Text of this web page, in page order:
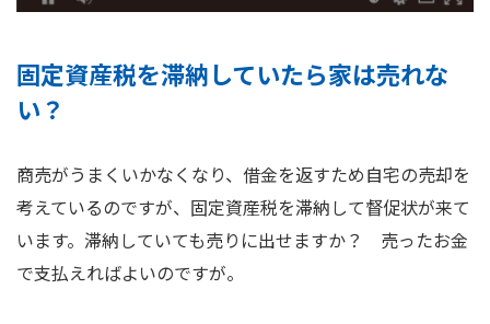
固定資産税を滞納していたら家は売れな
い？
商売がうまくいかなくなり、借金を返すため自宅の売却を
考えているのですが、固定資産税を滞納して督促状が来て
います。滞納していても売りに出せますか？ 売ったお金
で支払えればよいのですが。